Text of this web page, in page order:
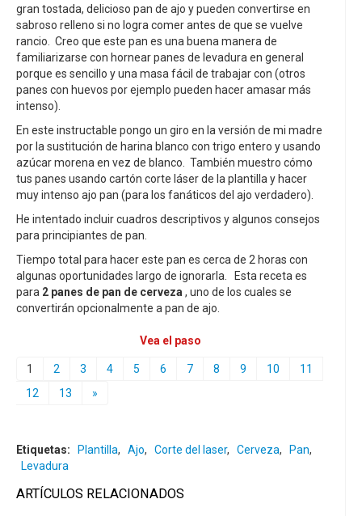
gran tostada, delicioso pan de ajo y pueden convertirse en
sabroso relleno si no logra comer antes de que se vuelve
rancio. Creo que este pan es una buena manera de
familiarizarse con hornear panes de levadura en general
porque es sencillo y una masa fácil de trabajar con (otros
panes con huevos por ejemplo pueden hacer amasar más
intenso).
En este instructable pongo un giro en la versión de mi madre
por la sustitución de harina blanco con trigo entero y usando
azúcar morena en vez de blanco. También muestro cómo
tus panes usando cartón corte láser de la plantilla y hacer
muy intenso ajo pan (para los fanáticos del ajo verdadero).
He intentado incluir cuadros descriptivos y algunos consejos
para principiantes de pan.
Tiempo total para hacer este pan es cerca de 2 horas con
algunas oportunidades largo de ignorarla. Esta receta es
para 2 panes de pan de cerveza , uno de los cuales se
convertirán opcionalmente a pan de ajo.
Vea el paso
1 2 3 4 5 6 7 8 9 10
11
12
13 »
Etiquetas: Plantilla, Ajo, Corte del laser, Cerveza, Pan,
Levadura
ARTÍCULOS RELACIONADOS